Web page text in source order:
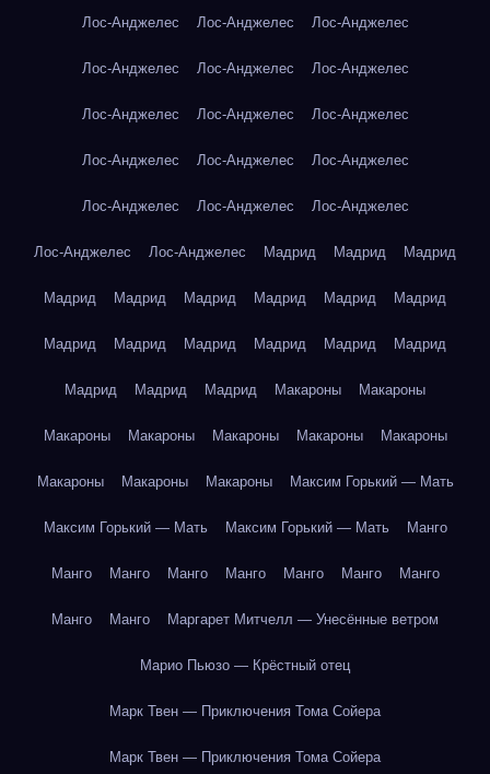
Лос-Анджелес Лос-Анджелес Лос-Анджелес
Лос-Анджелес Лос-Анджелес Лос-Анджелес
Лос-Анджелес Лос-Анджелес Лос-Анджелес
Лос-Анджелес Лос-Анджелес Лос-Анджелес
Лос-Анджелес Лос-Анджелес Лос-Анджелес
Лос-Анджелес Лос-Анджелес Мадрид Мадрид Мадрид
Мадрид Мадрид Мадрид Мадрид Мадрид Мадрид
Мадрид Мадрид Мадрид Мадрид Мадрид Мадрид
Мадрид Мадрид Мадрид Макароны Макароны
Макароны Макароны Макароны Макароны Макароны
Макароны Макароны Макароны Максим Горький — Мать
Максим Горький — Мать Максим Горький — Мать Манго
Манго Манго Манго Манго Манго Манго Манго
Манго Манго Маргарет Митчелл — Унесённые ветром
Марио Пьюзо — Крёстный отец
Марк Твен — Приключения Тома Сойера
Марк Твен — Приключения Тома Сойера